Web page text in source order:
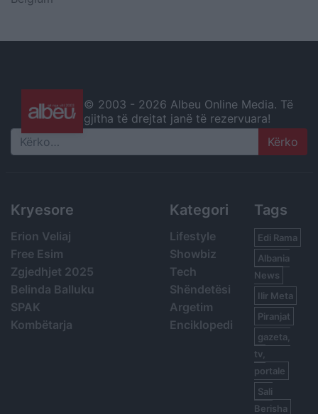
© 2003 - 2026 Albeu Online Media. Të
gjitha të drejtat janë të rezervuara!
Search
Kryesore
Erion Veliaj
Free Esim
Zgjedhjet 2025
Belinda Balluku
SPAK
Kombëtarja
Kategori
Lifestyle
Showbiz
Tech
Shëndetësi
Argetim
Enciklopedi
Tags
Edi Rama
Albania
News
Ilir Meta
Piranjat
gazeta,
tv,
portale
Sali
Berisha